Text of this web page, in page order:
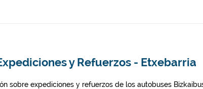
y Refuerzos - Etxebarria
sobre expediciones y refuerzos de los autobuses